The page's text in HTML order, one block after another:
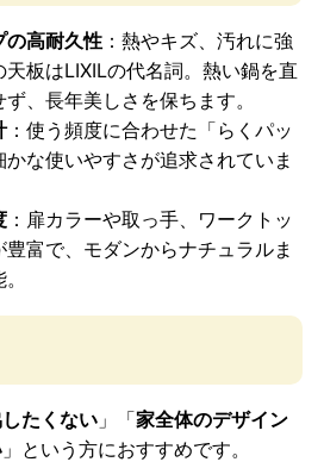
の高耐久性：熱やキズ、汚れに強
板はLIXILの代名詞。熱い鍋を直
、長年美しさを保ちます。
：使う頻度に合わせた「らくパッ
な使いやすさが追求されていま
：扉カラーや取っ手、ワークトッ
富で、モダンからナチュラルま
たくない」「家全体のデザイン
」という方におすすめです。